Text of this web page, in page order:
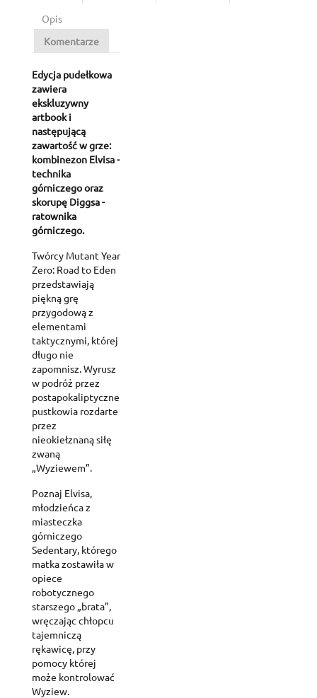
Opis
Komentarze
Edycja pudełkowa
zawiera
ekskluzywny
artbook i
następującą
zawartość w grze:
kombinezon Elvisa -
technika
górniczego oraz
skorupę Diggsa -
ratownika
górniczego.
Twórcy Mutant Year
Zero: Road to Eden
przedstawiają
piękną grę
przygodową z
elementami
taktycznymi, której
długo nie
zapomnisz. Wyrusz
w podróż przez
postapokaliptyczne
pustkowia rozdarte
przez
nieokiełznaną siłę
zwaną
„Wyziewem”.
Poznaj Elvisa,
młodzieńca z
miasteczka
górniczego
Sedentary, którego
matka zostawiła w
opiece
robotycznego
starszego „brata”,
wręczając chłopcu
tajemniczą
rękawicę, przy
pomocy której
może kontrolować
Wyziew.